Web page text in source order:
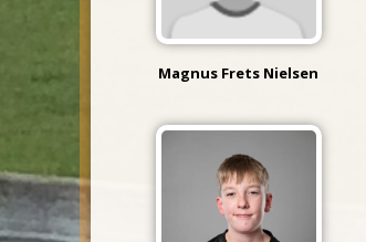
Magnus Frets Nielsen